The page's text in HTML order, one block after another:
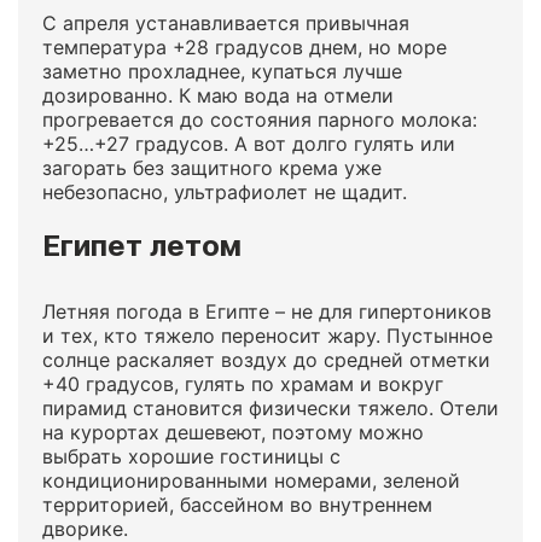
С апреля устанавливается привычная
температура +28 градусов днем, но море
заметно прохладнее, купаться лучше
дозированно. К маю вода на отмели
прогревается до состояния парного молока:
+25…+27 градусов. А вот долго гулять или
загорать без защитного крема уже
небезопасно, ультрафиолет не щадит.
Египет летом
Летняя погода в Египте – не для гипертоников
и тех, кто тяжело переносит жару. Пустынное
солнце раскаляет воздух до средней отметки
+40 градусов, гулять по храмам и вокруг
пирамид становится физически тяжело. Отели
на курортах дешевеют, поэтому можно
выбрать хорошие гостиницы с
кондиционированными номерами, зеленой
территорией, бассейном во внутреннем
дворике.